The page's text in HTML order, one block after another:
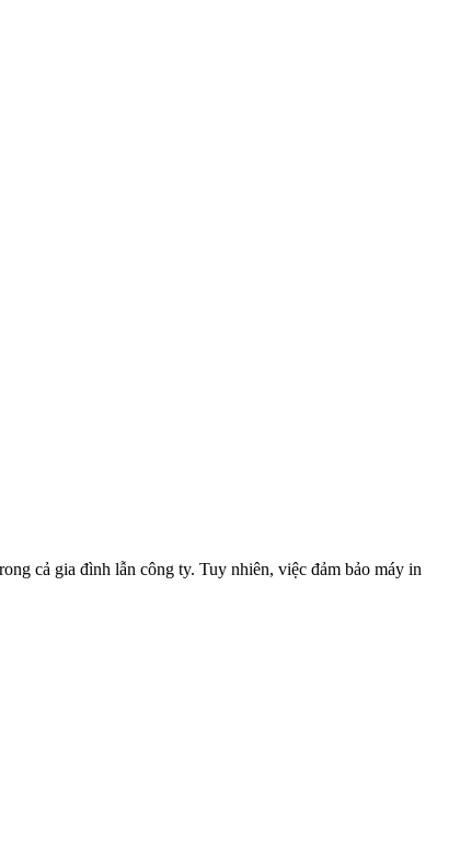
cả gia đình lẫn công ty. Tuy nhiên, việc đảm bảo máy in